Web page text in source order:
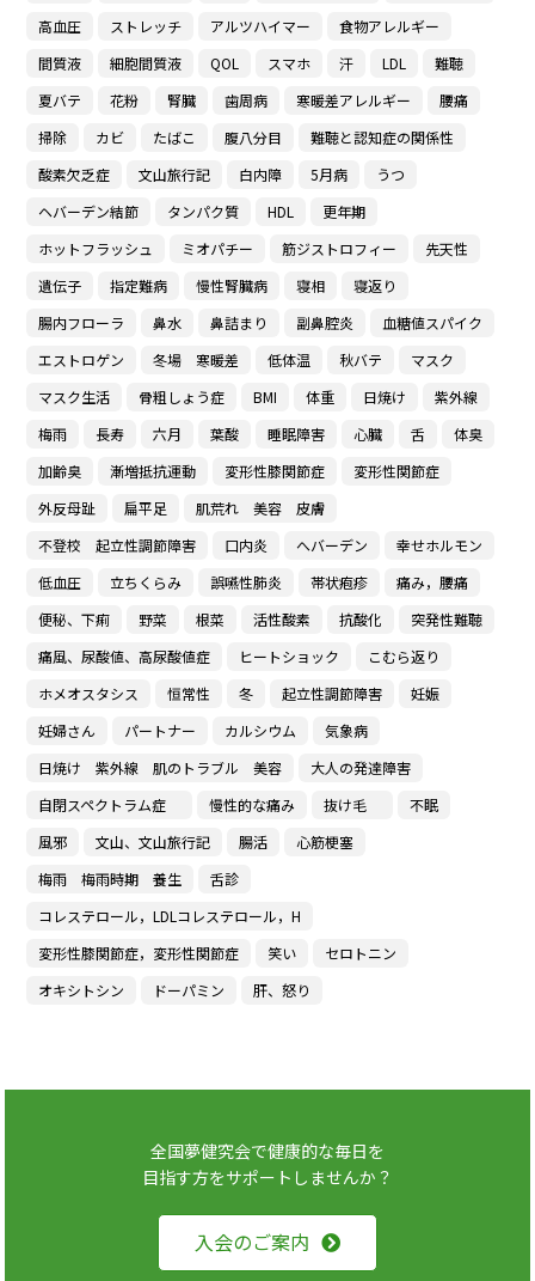
高血圧
ストレッチ アルツハイマー
食物アレルギー
間質液
細胞間質液 QOL スマホ 汗 LDL
難聴
夏バテ
花粉 腎臓 歯周病 寒暖差アレルギー
腰痛
掃除
カビ たばこ 腹八分目
難聴と認知症の関係性
酸素欠乏症
文山旅行記 白内障 5月病
うつ
ヘバーデン結節
タンパク質 HDL
更年期
ホットフラッシュ
ミオパチー 筋ジストロフィー
先天性
遺伝子
指定難病 慢性腎臓病 寝相
寝返り
腸内フローラ
鼻水 鼻詰まり 副鼻腔炎
血糖値スパイク
エストロゲン
冬場 寒暖差 低体温 秋バテ
マスク
マスク生活
骨粗しょう症 BMI 体重 日焼け
紫外線
梅雨
長寿 六月 葉酸 睡眠障害 心臓 舌
体臭
加齢臭
漸増抵抗運動 変形性膝関節症
変形性関節症
外反母趾
扁平足
肌荒れ 美容 皮膚
不登校 起立性調節障害
口内炎 へバーデン
幸せホルモン
低血圧
立ちくらみ 誤嚥性肺炎 帯状疱疹
痛み，腰痛
便秘、下痢
野菜 根菜 活性酸素 抗酸化
突発性難聴
痛風、尿酸値、高尿酸値症
ヒートショック
こむら返り
ホメオスタシス
恒常性 冬 起立性調節障害
妊娠
妊婦さん
パートナー カルシウム
気象病
日焼け 紫外線 肌のトラブル 美容
大人の発達障害
自閉スペクトラム症
慢性的な痛み 抜け毛
不眠
風邪
文山、文山旅行記 腸活
心筋梗塞
梅雨 梅雨時期 養生
舌診
コレステロール，LDLコレステロール，H
変形性膝関節症，変形性関節症
笑い
セロトニン
オキシトシン
ドーパミン 肝、怒り
全国夢健究会で健康的な毎日を
目指す方をサポートしませんか？
入会のご案内